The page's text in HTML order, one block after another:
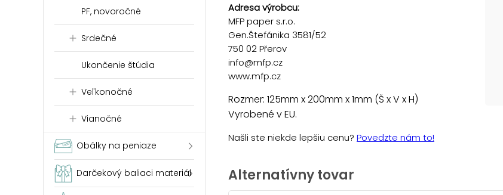
PF, novoročné
Srdečné
Ukončenie štúdia
Veľkonočné
Vianočné
Obálky na peniaze
Darčekový baliaci materiál
Adresa výrobcu:
MFP paper s.r.o.
Gen.Štefánika 3581/52
750 02 Přerov
info@mfp.cz
www.mfp.cz
Rozmer: 125mm x 200mm x 1mm (Š x V x H)
Vyrobené v EU.
Našli ste niekde lepšiu cenu? Povedzte nám to!
Alternatívny tovar